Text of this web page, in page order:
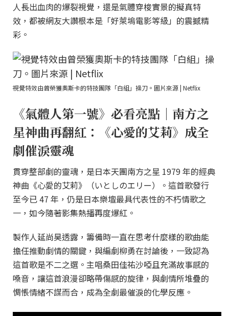
人長出血肉的爆裂視覺，還是氣體穿梭實景的擬真特
效，都被網友大讚根本是「好萊塢電影等級」的震撼精
彩。
視覺特效由曾榮獲奧斯卡的特技團隊「白組」操刀。圖片來源 | Netflix
《氣體人第一號》必看亮點｜南方之
星神曲再翻紅：《心愛的艾莉》成全
劇催淚靈魂
貫穿整部劇的靈魂，是日本天團南方之星 1979 年的經典
神曲《心愛的艾莉》（いとしのエリー）。這首歌發行
至今已 47 年，仍是日本樂壇最具代表性的不朽情歌之
一，如今隨著影集熱播再度爆紅。
製作人延尚昊透露，籌備時一直在思考什麼樣的歌曲能
擔任推動劇情的關鍵，與編劇柳勇在討論後，一致認為
這首歌是不二之選。主唱桑田佳祐沙啞且充滿故事感的
嗓音，讓這首浪漫卻略帶傷感的旋律，與劇情所堆疊的
惆悵情緒不謀而合，成為全劇最催淚的化學反應。